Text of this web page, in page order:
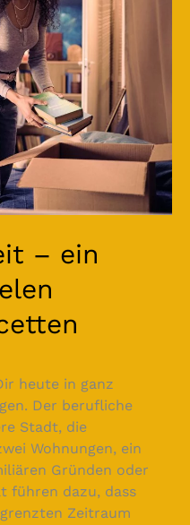
– ein
heute in ganz
Der berufliche
Stadt, die
Wohnungen, ein
Gründen oder
führen dazu, dass
Zeitraum